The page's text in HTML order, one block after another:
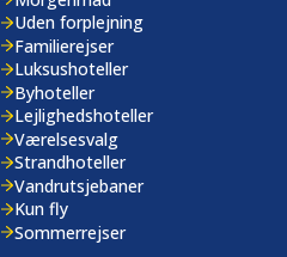
Uden forplejning
Familierejser
Luksushoteller
Byhoteller
Lejlighedshoteller
Værelsesvalg
Strandhoteller
Vandrutsjebaner
Kun fly
Sommerrejser